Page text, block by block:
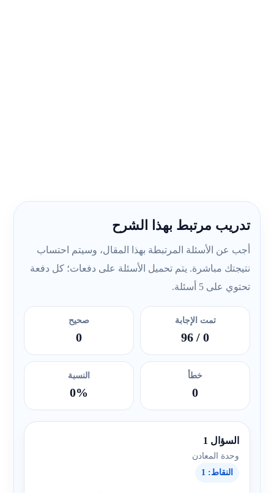
تدريب مرتبط بهذا الشرح
أجب عن الأسئلة المرتبطة بهذا المقال، وسيتم احتساب
نتيجتك مباشرة. يتم تحميل الأسئلة على دفعات؛ كل دفعة
تحتوي على 5 أسئلة.
تمت الإجابة
0
/ 96
صحيح
0
خطأ
0
النسبة
0%
السؤال 1
وحدة المعادن
النقاط: 1